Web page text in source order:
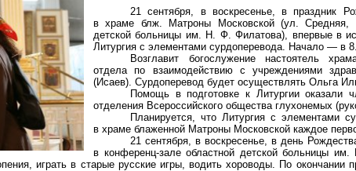
21 сентября, в воскресенье, в праздник
в храме блж. Матроны Московской (ул. Средняя,
детской больницы им. Н. Ф. Филатова), впервые в
Литургия с элементами сурдоперевода. Начало — в
Возглавит богослужение настоятель
отдела по взаимодействию с учреждениями
(Исаев). Сурдоперевод будет осуществлять Ольга
Помощь в подготовке к Литургии оказали
отделения Всероссийского общества глухонемых
Планируется, что Литургия с элементами
в храме блаженной Матроны Московской каждое
21 сентября, в воскресенье, в день
в конференц-зале областной детской больницы
играть в старые русские игры, водить хороводы. По окончании